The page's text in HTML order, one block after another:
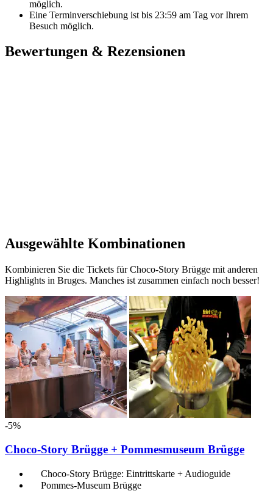
möglich.
Eine Terminverschiebung ist bis 23:59 am Tag vor Ihrem
Besuch möglich.
Bewertungen & Rezensionen
Ausgewählte Kombinationen
Kombinieren Sie die Tickets für Choco-Story Brügge mit anderen
Highlights in Bruges. Manches ist zusammen einfach noch besser!
-5%
Choco-Story Brügge + Pommesmuseum Brügge
Choco-Story Brügge: Eintrittskarte + Audioguide
Pommes-Museum Brügge